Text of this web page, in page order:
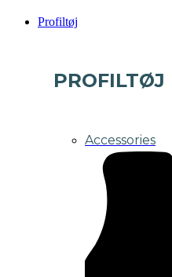
Profiltøj
PROFILTØJ
Accessories